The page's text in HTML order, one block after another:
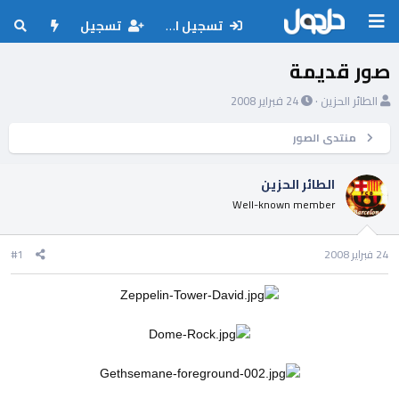
تسجيل الدخول تسجيل
صور قديمة
ب
ئ
ا
ل
م
ض
و
ع
الطائر الحزين
ت
ر
ي
ا
ل
د
24 فبراير 2008
منتدى الصور
الطائر الحزين
Well-known member
24 فبراير 2008 #1